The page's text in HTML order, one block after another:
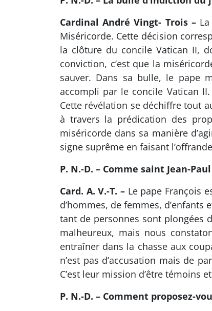
Cardinal André Vingt- Trois –
Miséricorde. Cette décision
la clôture du concile Vatican II,
conviction, c’est que la
sauver. Dans sa bulle, le pape
accompli par le concile Vatican
Cette révélation se déchiffre tout
à travers la prédication des
miséricorde dans sa manière
signe suprême en faisant
P. N.-D. – Comme saint Jean-
Card. A. V.-T. – Le pape François
d’hommes, de femmes,
tant de personnes sont plongées
malheureux, mais nous
entraîner dans la chasse aux
n’est pas d’accusation mais de
C’est leur mission d’être témoins
P. N.-D. – Comment proposez-